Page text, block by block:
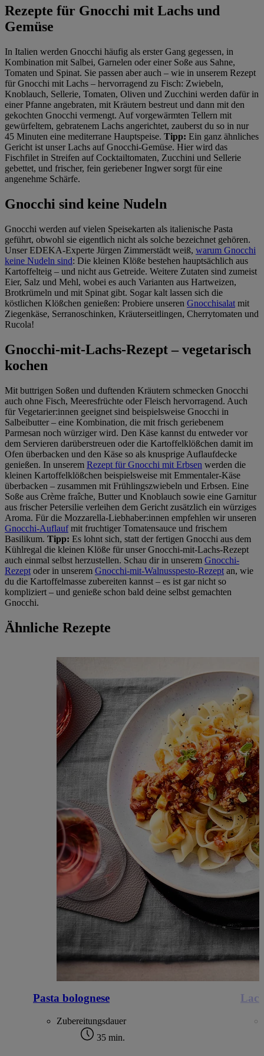
Rezepte für Gnocchi mit Lachs und
Gemüse
In Italien werden Gnocchi häufig als erster Gang gegessen, in
Kombination mit Salbei, Garnelen oder einer Soße aus Sahne,
Tomaten und Spinat. Sie passen aber auch – wie in unserem Rezept
für Gnocchi mit Lachs – hervorragend zu Fisch: Zwiebeln,
Knoblauch, Sellerie, Tomaten, Oliven und Zucchini werden dafür in
einer Pfanne angebraten, mit Kräutern bestreut und dann mit den
gekochten Gnocchi vermengt. Auf vorgewärmten Tellern mit
gewürfeltem, gebratenem Lachs angerichtet, zauberst du so in nur
45 Minuten eine mediterrane Hauptspeise. Tipp: Ein ganz ähnliches
Gericht ist unser Lachs auf Gnocchi-Gemüse. Hier wird das
Fischfilet in Streifen auf Cocktailtomaten, Zucchini und Sellerie
gebettet, und frischer, fein geriebener Ingwer sorgt für eine
angenehme Schärfe.
Gnocchi sind keine Nudeln
Gnocchi werden auf vielen Speisekarten als italienische Pasta
geführt, obwohl sie eigentlich nicht als solche bezeichnet gehören.
Unser EDEKA-Experte Jürgen Zimmerstädt weiß, warum Gnocchi
keine Nudeln sind: Die kleinen Klöße bestehen hauptsächlich aus
Kartoffelteig – und nicht aus Getreide. Weitere Zutaten sind zumeist
Eier, Salz und Mehl, wobei es auch Varianten aus Hartweizen,
Brotkrümeln und mit Spinat gibt. Sogar kalt lassen sich die
köstlichen Klößchen genießen: Probiere unseren Gnocchisalat mit
Ziegenkäse, Serranoschinken, Kräuterseitlingen, Cherrytomaten und
Rucola!
Gnocchi-mit-Lachs-Rezept – vegetarisch
kochen
Mit buttrigen Soßen und duftenden Kräutern schmecken Gnocchi
auch ohne Fisch, Meeresfrüchte oder Fleisch hervorragend. Auch
für Vegetarier:innen geeignet sind beispielsweise Gnocchi in
Salbeibutter – eine Kombination, die mit frisch geriebenem
Parmesan noch würziger wird. Den Käse kannst du entweder vor
dem Servieren darüberstreuen oder die Kartoffelklößchen damit im
Ofen überbacken und den Käse so als knusprige Auflaufdecke
genießen. In unserem Rezept für Gnocchi mit Erbsen werden die
kleinen Kartoffelklößchen beispielsweise mit Emmentaler-Käse
überbacken – zusammen mit Frühlingszwiebeln und Erbsen. Eine
Soße aus Crème fraîche, Butter und Knoblauch sowie eine Garnitur
aus frischer Petersilie verleihen dem Gericht zusätzlich ein würziges
Aroma. Für die Mozzarella-Liebhaber:innen empfehlen wir unseren
Gnocchi-Auflaufmit fruchtiger Tomatensauce und frischem
Basilikum. Tipp: Es lohnt sich, statt der fertigen Gnocchi aus dem
Kühlregal die kleinen Klöße für unser Gnocchi-mit-Lachs-Rezept
auch einmal selbst herzustellen. Schau dir in unserem Gnocchi-
Rezept oder in unserem Gnocchi-mit-Walnusspesto-Rezept an, wie
du die Kartoffelmasse zubereiten kannst – es ist gar nicht so
kompliziert – und genieße schon bald deine selbst gemachten
Gnocchi.
Ähnliche Rezepte
Pasta bolognese
Zubereitungsdauer
35 min.